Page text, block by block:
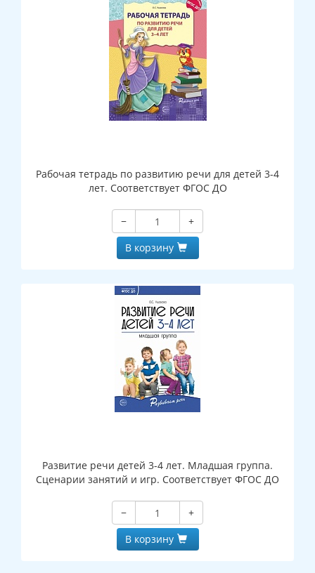
Рабочая тетрадь по развитию речи для детей 3-4
лет. Соответствует ФГОС ДО
−
+
В корзину
Развитие речи детей 3-4 лет. Младшая группа.
Сценарии занятий и игр. Соответствует ФГОС ДО
−
+
В корзину